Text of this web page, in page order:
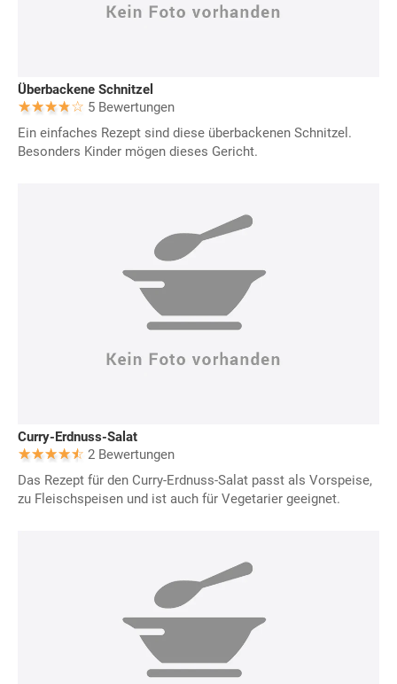
Überbackene Schnitzel
5 Bewertungen
Ein einfaches Rezept sind diese überbackenen Schnitzel.
Besonders Kinder mögen dieses Gericht.
Curry-Erdnuss-Salat
2 Bewertungen
Das Rezept für den Curry-Erdnuss-Salat passt als Vorspeise,
zu Fleischspeisen und ist auch für Vegetarier geeignet.